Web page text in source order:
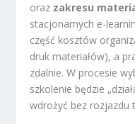
oraz zakresu
stacjonarnych e-
część kosztów
druk materiałów), a
zdalnie. W procesie
szkolenie będzie
wdrożyć bez rozjazdu